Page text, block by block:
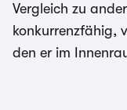
Vergleich zu
konkurrenzfähig,
den er im